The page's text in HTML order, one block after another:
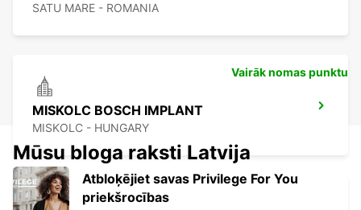
SATU MARE - ROMANIA
MISKOLC BOSCH IMPLANT
MISKOLC - HUNGARY
Vairāk nomas punktu
Mūsu bloga raksti Latvija
Atbloķējiet savas Privilege For You
priekšrocības